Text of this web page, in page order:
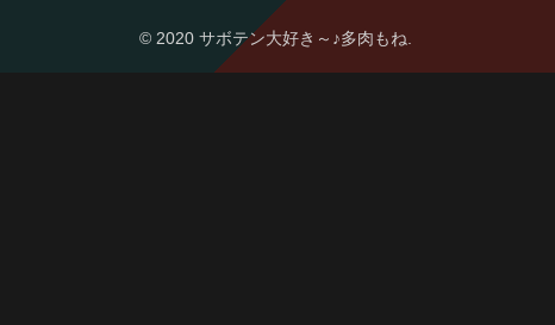
© 2020 サボテン大好き～♪多肉もね.